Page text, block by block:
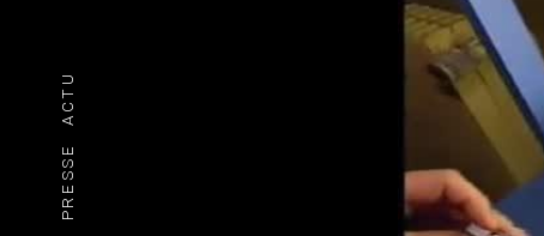
PRESSE
ACTU